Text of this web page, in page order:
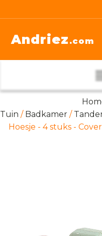
Andriez .com
Tuin / Badkamer /
Hoesje - 4 stuks -